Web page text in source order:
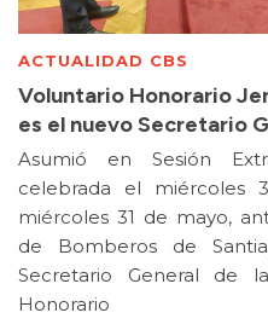
ACTUALIDAD CBS
Voluntario Honorario
es el nuevo Secretario
Asumió en Sesión
celebrada el miércoles
miércoles 31 de mayo,
de Bomberos de
Secretario General de
Honorario